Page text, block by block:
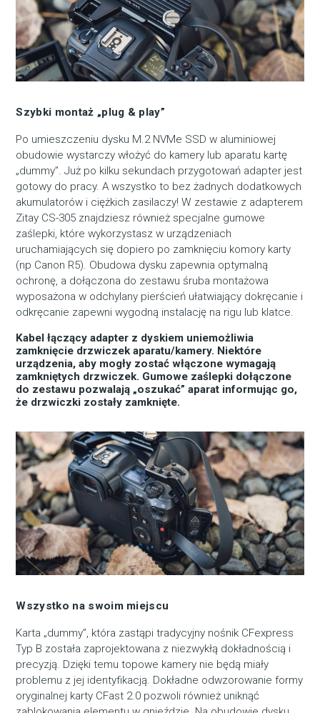
Szybki montaż „plug & play”
Po umieszczeniu dysku M.2 NVMe SSD w aluminiowej
obudowie wystarczy włożyć do kamery lub aparatu kartę
„dummy”. Już po kilku sekundach przygotowań adapter jest
gotowy do pracy. A wszystko to bez żadnych dodatkowych
akumulatorów i ciężkich zasilaczy! W zestawie z adapterem
Zitay CS-305 znajdziesz również specjalne gumowe
zaślepki, które wykorzystasz w urządzeniach
uruchamiających się dopiero po zamknięciu komory karty
(np Canon R5). Obudowa dysku zapewnia optymalną
ochronę, a dołączona do zestawu śruba montażowa
wyposażona w odchylany pierścień ułatwiający dokręcanie i
odkręcanie zapewni wygodną instalację na rigu lub klatce.
Kabel łączący adapter z dyskiem uniemożliwia
zamknięcie drzwiczek aparatu/kamery. Niektóre
urządzenia, aby mogły zostać włączone wymagają
zamkniętych drzwiczek. Gumowe zaślepki dołączone
do zestawu pozwalają „oszukać” aparat informując go,
że drzwiczki zostały zamknięte.
Wszystko na swoim miejscu
Karta „dummy”, która zastąpi tradycyjny nośnik CFexpress
Typ B została zaprojektowana z niezwykłą dokładnością i
precyzją. Dzięki temu topowe kamery nie będą miały
problemu z jej identyfikacją. Dokładne odwzorowanie formy
oryginalnej karty CFast 2.0 pozwoli również uniknąć